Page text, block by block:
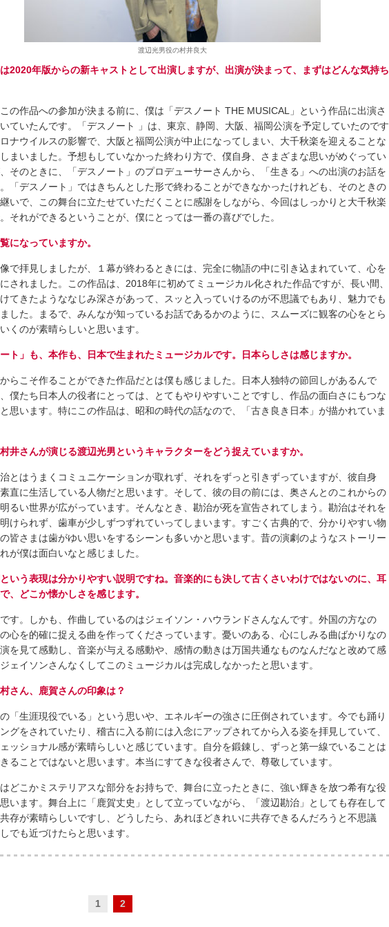
渡辺光男役の村井良大
2020年版からの新キャストとして出演しますが、出演が決まって、まずはどんな気持ち
の作品への参加が決まる前に、僕は「デスノート THE MUSICAL」という作品に出演さ
ていたんです。「デスノート 」は、東京、静岡、大阪、福岡公演を予定していたのです
ナウイルスの影響で、大阪と福岡公演が中止になってしまい、大千秋楽を迎えることな
まいました。予想もしていなかった終わり方で、僕自身、さまざまな思いがめぐってい
そのときに、「デスノート」のプロデューサーさんから、「生きる」への出演のお話を
「デスノート」ではきちんとした形で終わることができなかったけれども、そのときの
いで、この舞台に立たせていただくことに感謝をしながら、今回はしっかりと大千秋楽
それができるということが、僕にとっては一番の喜びでした。
になっていますか。
で拝見しましたが、１幕が終わるときには、完全に物語の中に引き込まれていて、心を
されました。この作品は、2018年に初めてミュージカル化された作品ですが、長い間、
けてきたようななじみ深さがあって、スッと入っていけるのが不思議でもあり、魅力でも
した。まるで、みんなが知っているお話であるかのように、スムーズに観客の心をとら
くのが素晴らしいと思います。
ト」も、本作も、日本で生まれたミュージカルです。日本らしさは感じますか。
らこそ作ることができた作品だとは僕も感じました。日本人独特の節回しがあるんで
僕たち日本人の役者にとっては、とてもやりやすいことですし、作品の面白さにもつな
思います。特にこの作品は、昭和の時代の話なので、「古き良き日本」が描かれていま
井さんが演じる渡辺光男というキャラクターをどう捉えていますか。
とはうまくコミュニケーションが取れず、それをずっと引きずっていますが、彼自身
直に生活している人物だと思います。そして、彼の目の前には、奥さんとのこれからの
るい世界が広がっています。そんなとき、勘治が死を宣告されてしまう。勘治はそれを
けられず、歯車が少しずつずれていってしまいます。すごく古典的で、分かりやすい物
皆さまは歯がゆい思いをするシーンも多いかと思います。昔の演劇のようなストーリー
が僕は面白いなと感じました。
いう表現は分かりやすい説明ですね。音楽的にも決して古くさいわけではないのに、耳
、どこか懐かしさを感じます。
す。しかも、作曲しているのはジェイソン・ハウランドさんなんです。外国の方なの
心を的確に捉える曲を作ってくださっています。憂いのある、心にしみる曲ばかりなの
を見て感動し、音楽が与える感動や、感情の動きは万国共通なものなんだなと改めて感
ェイソンさんなくしてこのミュージカルは完成しなかったと思います。
さん、鹿賀さんの印象は？
「生涯現役でいる」という思いや、エネルギーの強さに圧倒されています。今でも踊り
グをされていたり、稽古に入る前には入念にアップされてから入る姿を拝見していて、
ッショナル感が素晴らしいと感じています。自分を鍛錬し、ずっと第一線でいることは
ることではないと思います。本当にすてきな役者さんで、尊敬しています。
どこかミステリアスな部分をお持ちで、舞台に立ったときに、強い輝きを放つ希有な役
います。舞台上に「鹿賀丈史」として立っていながら、「渡辺勘治」としても存在して
存が素晴らしいですし、どうしたら、あれほどきれいに共存できるんだろうと不思議
でも近づけたらと思います。
1 2